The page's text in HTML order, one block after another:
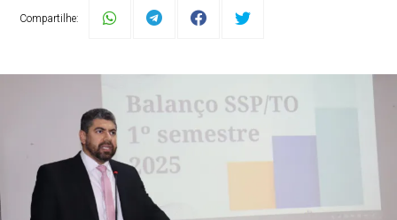
Compartilhe: